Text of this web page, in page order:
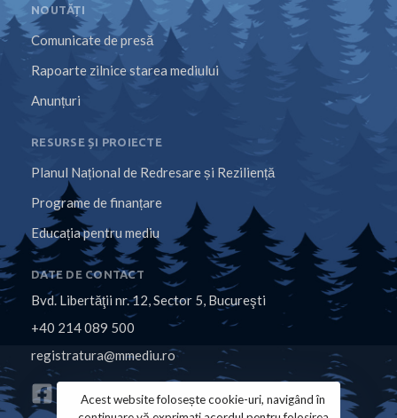
NOUTĂȚI
Comunicate de presă
Rapoarte zilnice starea mediului
Anunțuri
RESURSE ȘI PROIECTE
Planul Național de Redresare și Reziliență
Programe de finanțare
Educația pentru mediu
DATE DE CONTACT
Bvd. Libertăţii nr. 12, Sector 5, Bucureşti
+40 214 089 500
registratura@mmediu.ro
Acest website folosește cookie-uri, navigând în